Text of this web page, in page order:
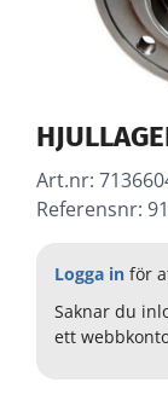
Art.nr:
Referensnr:
Logga in för
Saknar du
ett